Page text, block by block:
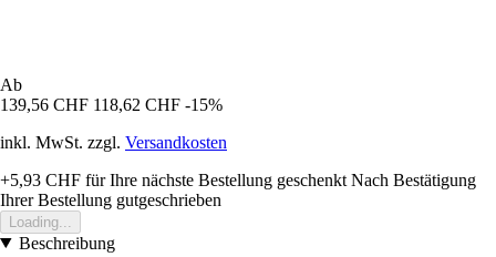
Ab
139,56 CHF 118,62 CHF -15%
inkl. MwSt. zzgl. Versandkosten
+5,93 CHF für Ihre nächste Bestellung geschenkt Nach Bestätigung
Ihrer Bestellung gutgeschrieben
Loading...
Beschreibung